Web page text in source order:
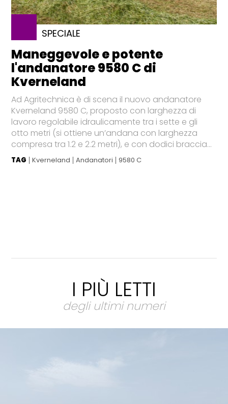
SPECIALE
Maneggevole e potente
l'andanatore 9580 C di
Kverneland
Ad Agritechnica è di scena il nuovo andanatore
Kverneland 9580 C, proposto con larghezza di
lavoro regolabile idraulicamente tra i sette e gli
otto metri (si ottiene un’andana con larghezza
compresa tra 1.2 e 2.2 metri), e con dodici braccia...
TAG Kverneland Andanatori 9580 C
I PIÙ LETTI
degli ultimi numeri